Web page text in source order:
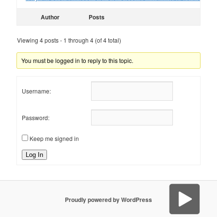
Author Posts
Viewing 4 posts - 1 through 4 (of 4 total)
You must be logged in to reply to this topic.
Username:
Password:
Keep me signed in
Log In
Proudly powered by WordPress